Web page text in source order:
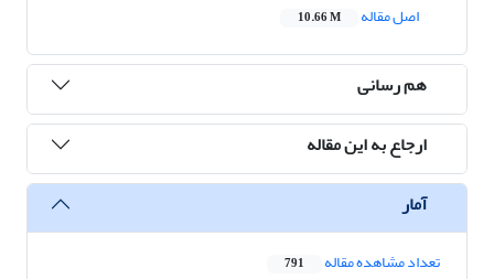
اصل مقاله
10.66 M
هم رسانی
ارجاع به این مقاله
آمار
تعداد مشاهده مقاله 791